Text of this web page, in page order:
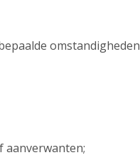
omstandigheden
aanverwanten;